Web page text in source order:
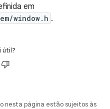
em
window.h .
útil?
nesta página estão sujeitos às